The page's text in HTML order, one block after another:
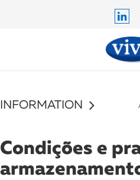
INFORMATION
Condições e